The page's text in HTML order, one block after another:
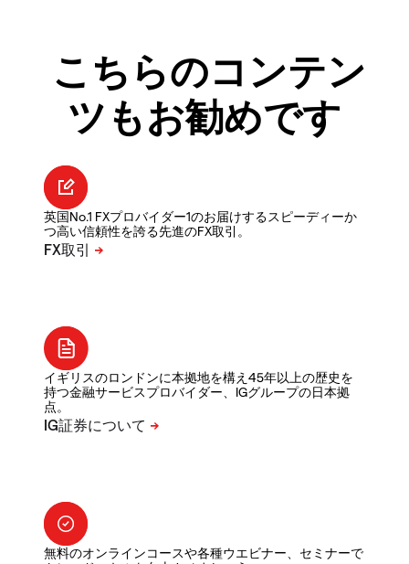
こちらのコンテン
ツもお勧めです
英国No.1 FXプロバイダー1のお届けするスピーディーか
つ高い信頼性を誇る先進のFX取引。
イギリスのロンドンに本拠地を構え45年以上の歴史を
持つ金融サービスプロバイダー、IGグループの日本拠
点。
無料のオンラインコースや各種ウエビナー、セミナーで